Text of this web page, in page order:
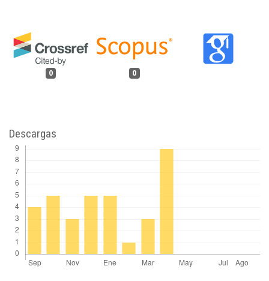
0 0
Descargas